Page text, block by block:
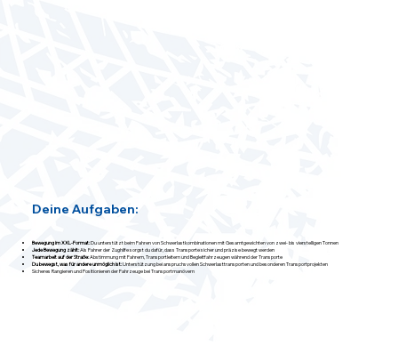
Deine Aufgaben:
Bewegung im XXL-Format:Du unterstützt beim Fahren von Schwerlastkombinationen mit Gesamtgewichten von zwei- bis vierstelligen Tonnen
Jede Bewegung zählt:Als Fahrer der Zughilfe sorgst du dafür, dass Transporte sicher und präzise bewegt werden
Teamarbeit auf der Straße:Abstimmung mit Fahrern, Transportleitern und Begleitfahrzeugen während der Transporte
Du bewegst, was für andere unmöglich ist:Unterstützung bei anspruchsvollen Schwerlasttransporten und besonderen Transportprojekten
Sicheres Rangieren und Positionieren der Fahrzeuge bei Transportmanövern